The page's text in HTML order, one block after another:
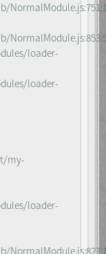
loader-
loader-
my-
loader-